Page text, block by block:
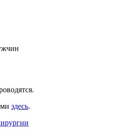
здесь.